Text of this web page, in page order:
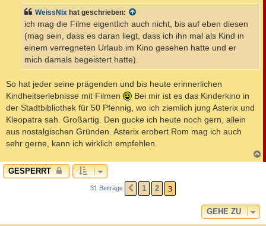
r
a
WeissNix hat geschrieben:
ich mag die Filme eigentlich auch nicht, bis auf eben diesen
(mag sein, dass es daran liegt, dass ich ihn mal als Kind in
einem verregneten Urlaub im Kino gesehen hatte und er
mich damals begeistert hatte).
So hat jeder seine prägenden und bis heute erinnerlichen
Kindheitserlebnisse mit Filmen
Bei mir ist es das Kinderkino in
der Stadtbibliothek für 50 Pfennig, wo ich ziemlich jung Asterix und
Kleopatra sah. Großartig. Den gucke ich heute noch gern, allein
aus nostalgischen Gründen. Asterix erobert Rom mag ich auch
sehr gerne, kann ich wirklich empfehlen.
a
GESPERRT
31 Beiträge VORHERIGE
1 2 3
GEHE ZU